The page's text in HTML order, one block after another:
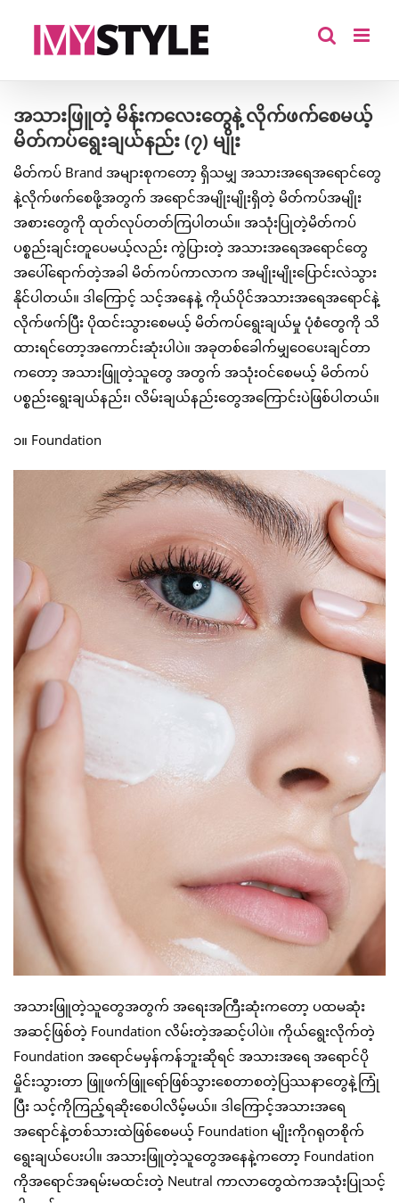
အသားဖြူတဲ့ မိန်းကလေးတွေနဲ့ လိုက်ဖက်စေမယ့်
မိတ်ကပ်ရွေးချယ်နည်း (၇) မျိုး
မိတ်ကပ် Brand အများစုကတော့ ရှိသမျှ အသားအရေအရောင်တွေ
နဲ့လိုက်ဖက်စေဖို့အတွက် အရောင်အမျိုးမျိုးရှိတဲ့ မိတ်ကပ်အမျိုး
အစားတွေကို ထုတ်လုပ်တတ်ကြပါတယ်။ အသုံးပြုတဲ့မိတ်ကပ်
ပစ္စည်းချင်းတူပေမယ့်လည်း ကွဲပြားတဲ့ အသားအရေအရောင်တွေ
အပေါ်ရောက်တဲ့အခါ မိတ်ကပ်ကာလာက အမျိုးမျိုးပြောင်းလဲသွား
နိုင်ပါတယ်။ ဒါကြောင့် သင့်အနေနဲ့ ကိုယ်ပိုင်အသားအရေအရောင်နဲ့
လိုက်ဖက်ပြီး ပိုထင်းသွားစေမယ့် မိတ်ကပ်ရွေးချယ်မှု ပုံစံတွေကို သိ
ထားရင်တော့အကောင်းဆုံးပါပဲ။ အခုတစ်ခေါက်မျှဝေပေးချင်တာ
ကတော့ အသားဖြူတဲ့သူတွေ အတွက် အသုံးဝင်စေမယ့် မိတ်ကပ်
ပစ္စည်းရွေးချယ်နည်း၊ လိမ်းချယ်နည်းတွေအကြောင်းပဲဖြစ်ပါတယ်။
၁။ Foundation
အသားဖြူတဲ့သူတွေအတွက် အရေးအကြီးဆုံးကတော့ ပထမဆုံး
အဆင့်ဖြစ်တဲ့ Foundation လိမ်းတဲ့အဆင့်ပါပဲ။ ကိုယ်ရွေးလိုက်တဲ့
Foundation အရောင်မမှန်ကန်ဘူးဆိုရင် အသားအရေ အရောင်ပို
မှိုင်းသွားတာ ဖြူဖက်ဖြူရော်ဖြစ်သွားစေတာစတဲ့ပြဿနာတွေနဲ့ကြုံ
ပြီး သင့်ကိုကြည့်ရဆိုးစေပါလိမ့်မယ်။ ဒါကြောင့်အသားအရေ
အရောင်နဲ့တစ်သားထဲဖြစ်စေမယ့် Foundation မျိုးကိုဂရုတစိုက်
ရွေးချယ်ပေးပါ။ အသားဖြူတဲ့သူတွေအနေနဲ့ကတော့ Foundation
ကိုအရောင်အရမ်းမထင်းတဲ့ Neutral ကာလာတွေထဲကအသုံးပြုသင့်